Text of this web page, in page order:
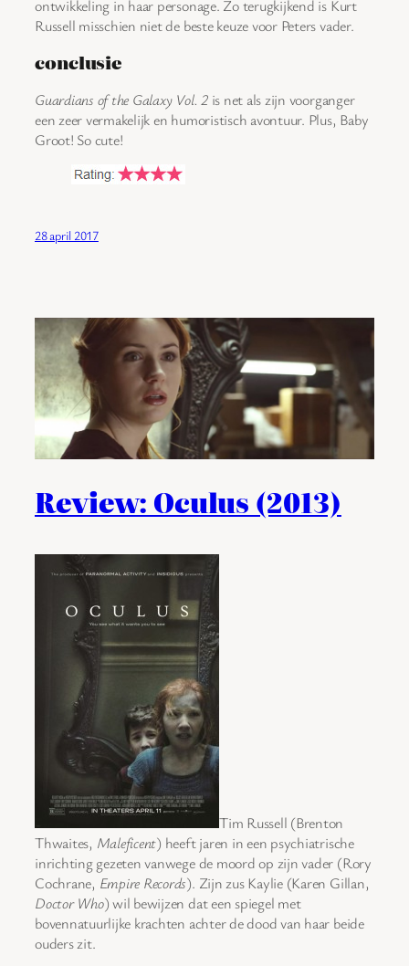
ontwikkeling in haar personage. Zo terugkijkend is Kurt
Russell misschien niet de beste keuze voor Peters vader.
conclusie
Guardians of the Galaxy Vol. 2is net als zijn voorganger
een zeer vermakelijk en humoristisch avontuur. Plus, Baby
Groot! So cute!
28 april 2017
Review: Oculus (2013)
Tim Russell (Brenton
Thwaites, Maleficent) heeft jaren in een psychiatrische
inrichting gezeten vanwege de moord op zijn vader (Rory
Cochrane, Empire Records). Zijn zus Kaylie (Karen Gillan,
Doctor Who) wil bewijzen dat een spiegel met
bovennatuurlijke krachten achter de dood van haar beide
ouders zit.